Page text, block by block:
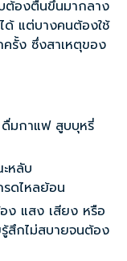
ต้องตื่นขึ้นมากลาง
ด้ แต่บางคนต้องใช้
ครั้ง ซึ่งสาเหตุของ
ดื่มกาแฟ สูบบุหรี่
หลับ
ดไหลย้อน
ง แสง เสียง หรือ
สึกไม่สบายจนต้อง